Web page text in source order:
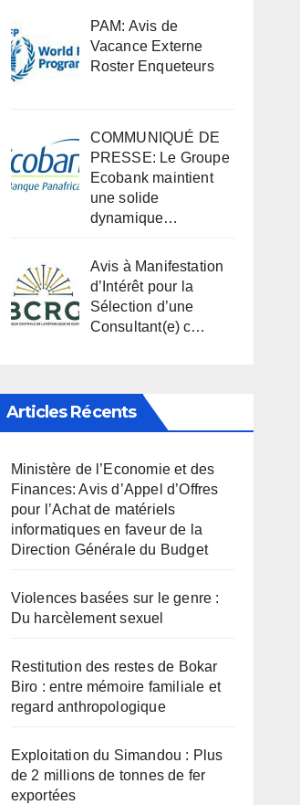
PAM: Avis de
Vacance Externe
Roster Enqueteurs
COMMUNIQUÉ DE
PRESSE: Le Groupe
Ecobank maintient
une solide
dynamique…
Avis à Manifestation
d’Intérêt pour la
Sélection d’une
Consultant(e) c…
Articles Récents
Ministère de l’Economie et des
Finances: Avis d’Appel d’Offres
pour l’Achat de matériels
informatiques en faveur de la
Direction Générale du Budget
Violences basées sur le genre :
Du harcèlement sexuel
Restitution des restes de Bokar
Biro : entre mémoire familiale et
regard anthropologique
Exploitation du Simandou : Plus
de 2 millions de tonnes de fer
exportées